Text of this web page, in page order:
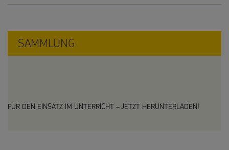
IN
SAMMLUNG
FÜR DEN EINSATZ IM UNTERRICHT – JETZT HERUNTERLADEN!